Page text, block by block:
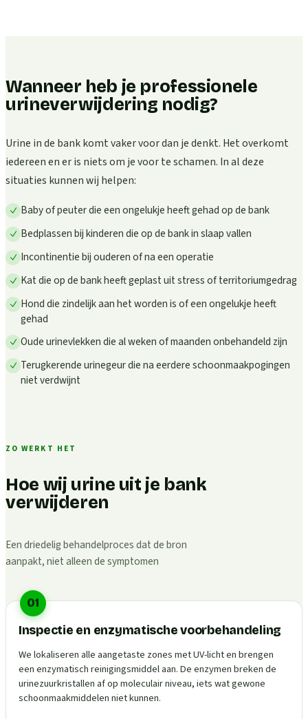
Wanneer heb je professionele
urineverwijdering nodig?
Urine in de bank komt vaker voor dan je denkt. Het overkomt
iedereen en er is niets om je voor te schamen. In al deze
situaties kunnen wij helpen:
Baby of peuter die een ongelukje heeft gehad op de bank
Bedplassen bij kinderen die op de bank in slaap vallen
Incontinentie bij ouderen of na een operatie
Kat die op de bank heeft geplast uit stress of territoriumgedrag
Hond die zindelijk aan het worden is of een ongelukje heeft
gehad
Oude urinevlekken die al weken of maanden onbehandeld zijn
Terugkerende urinegeur die na eerdere schoonmaakpogingen
niet verdwijnt
ZO WERKT HET
Hoe wij urine uit je bank
verwijderen
Een driedelig behandelproces dat de bron
aanpakt, niet alleen de symptomen
01
Inspectie en enzymatische voorbehandeling
We lokaliseren alle aangetaste zones met UV-licht en brengen
een enzymatisch reinigingsmiddel aan. De enzymen breken de
urinezuurkristallen af op moleculair niveau, iets wat gewone
schoonmaakmiddelen niet kunnen.